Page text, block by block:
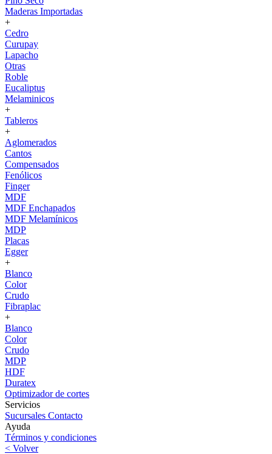
Maderas Importadas
+
Cedro
Curupay
Lapacho
Otras
Roble
Eucaliptus
Melaminicos
+
Tableros
+
Aglomerados
Cantos
Compensados
Fenólicos
Finger
MDF
MDF Enchapados
MDF Melamínicos
MDP
Placas
Egger
+
Blanco
Color
Crudo
Fibraplac
+
Blanco
Color
Crudo
MDP
HDF
Duratex
Optimizador de cortes
Servicios
Sucursales Contacto
Ayuda
Términos y condiciones
< Volver